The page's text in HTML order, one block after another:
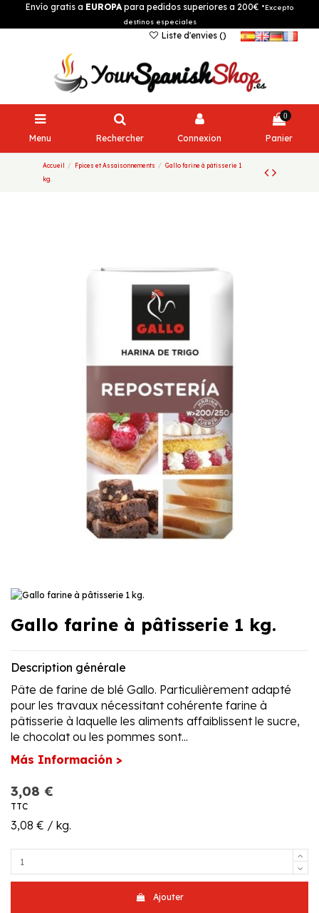
Envío gratis a EUROPApara pedidos superiores a 200€ *Excepto
destinos especiales
Liste d'envies ()
Menu Rechercher Connexion
0
Panier
Accueil Fpices et Assaisonnements
Gallo farine à pâtisserie 1
kg.
Gallo farine à pâtisserie 1 kg.
Description générale
Pâte de farine de blé Gallo. Particulièrement adapté
pour les travaux nécessitant cohérente farine à
pâtisserie à laquelle les aliments affaiblissent le sucre,
le chocolat ou les pommes sont...
Más Información >
3,08 €
TTC
3,08 € / kg.
Ajouter